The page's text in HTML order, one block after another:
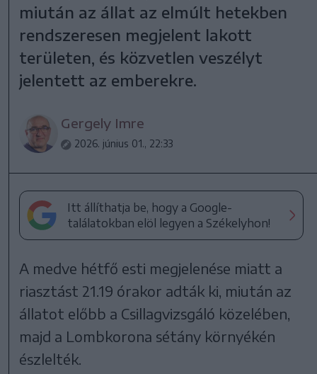
miután az állat az elmúlt hetekben
rendszeresen megjelent lakott
területen, és közvetlen veszélyt
jelentett az emberekre.
Gergely Imre
2026. június 01., 22:33
Itt állíthatja be, hogy a Google-
találatokban elöl legyen a Székelyhon!
A medve hétfő esti megjelenése miatt a
riasztást 21.19 órakor adták ki, miután az
állatot előbb a Csillagvizsgáló közelében,
majd a Lombkorona sétány környékén
észlelték.